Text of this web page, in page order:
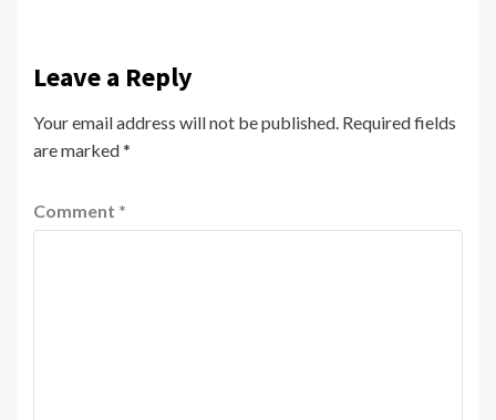
Leave a Reply
Your email address will not be published. Required fields
are marked*
Comment *